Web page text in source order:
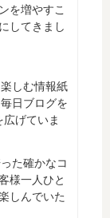
を増やすこ
してきまし
しむ情報紙
日ブログを
げていま
た確かなコ
様一人ひと
しんでいた